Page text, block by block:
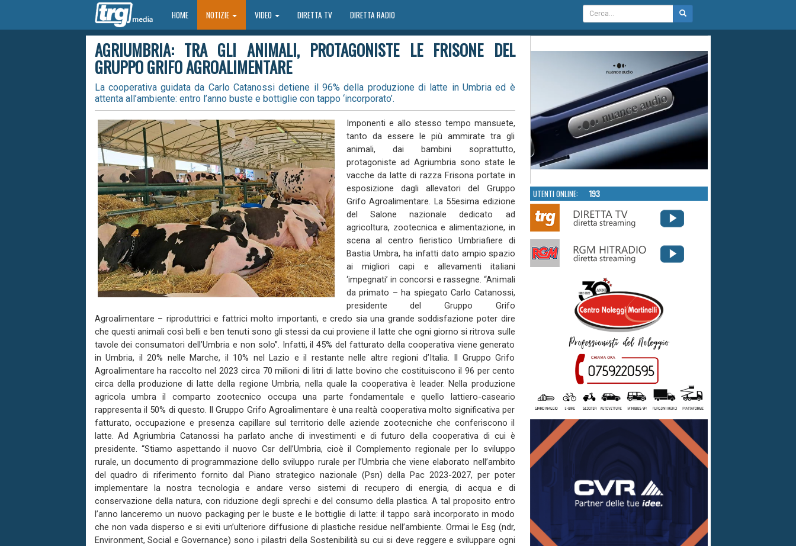
HOMEHOME NOTIZIE VIDEO DIRETTA TV DIRETTA RADIO
AGRIUMBRIA: TRA GLI ANIMALI, PROTAGONISTE LE FRISONE DEL
GRUPPO GRIFO AGROALIMENTARE
La cooperativa guidata da Carlo Catanossi detiene il 96% della produzione di latte in Umbria ed è
attenta all’ambiente: entro l’anno buste e bottiglie con tappo ‘incorporato’.
Imponenti e allo stesso tempo mansuete,
tanto da essere le più ammirate tra gli
animali, dai bambini soprattutto,
protagoniste ad Agriumbria sono state le
vacche da latte di razza Frisona portate in
esposizione dagli allevatori del Gruppo
Grifo Agroalimentare. La 55esima edizione
del Salone nazionale dedicato ad
agricoltura, zootecnica e alimentazione, in
scena al centro fieristico Umbriafiere di
Bastia Umbra, ha infatti dato ampio spazio
ai migliori capi e allevamenti italiani
‘impegnati’ in concorsi e rassegne. “Animali
da primato – ha spiegato Carlo Catanossi,
presidente del Gruppo Grifo
Agroalimentare – riproduttrici e fattrici molto importanti, e credo sia una grande soddisfazione poter dire
che questi animali così belli e ben tenuti sono gli stessi da cui proviene il latte che ogni giorno si ritrova sulle
tavole dei consumatori dell’Umbria e non solo”. Infatti, il 45% del fatturato della cooperativa viene generato
in Umbria, il 20% nelle Marche, il 10% nel Lazio e il restante nelle altre regioni d’Italia. Il Gruppo Grifo
Agroalimentare ha raccolto nel 2023 circa 70 milioni di litri di latte bovino che costituiscono il 96 per cento
circa della produzione di latte della regione Umbria, nella quale la cooperativa è leader. Nella produzione
agricola umbra il comparto zootecnico occupa una parte fondamentale e quello lattiero-caseario
rappresenta il 50% di questo. Il Gruppo Grifo Agroalimentare è una realtà cooperativa molto significativa per
fatturato, occupazione e presenza capillare sul territorio delle aziende zootecniche che conferiscono il
latte. Ad Agriumbria Catanossi ha parlato anche di investimenti e di futuro della cooperativa di cui è
presidente. “Stiamo aspettando il nuovo Csr dell’Umbria, cioè il Complemento regionale per lo sviluppo
rurale, un documento di programmazione dello sviluppo rurale per l’Umbria che viene elaborato nell’ambito
del quadro di riferimento fornito dal Piano strategico nazionale (Psn) della Pac 2023-2027, per poter
implementare la nostra tecnologia e andare verso sistemi di recupero di energia, di acqua e di
conservazione della natura, con riduzione degli sprechi e del consumo della plastica. A tal proposito entro
l’anno lanceremo un nuovo packaging per le buste e le bottiglie di latte: il tappo sarà incorporato in modo
che non vada disperso e si eviti un’ulteriore diffusione di plastiche residue nell’ambiente. Ormai le Esg (ndr,
Environment, Social e Governance) sono i pilastri della Sostenibilità su cui si deve reggere e sviluppare ogni
UTENTI ONLINE: 193